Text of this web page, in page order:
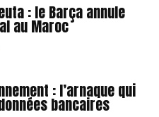
: le Barça annule
au Maroc
: l’arnaque qui
bancaires